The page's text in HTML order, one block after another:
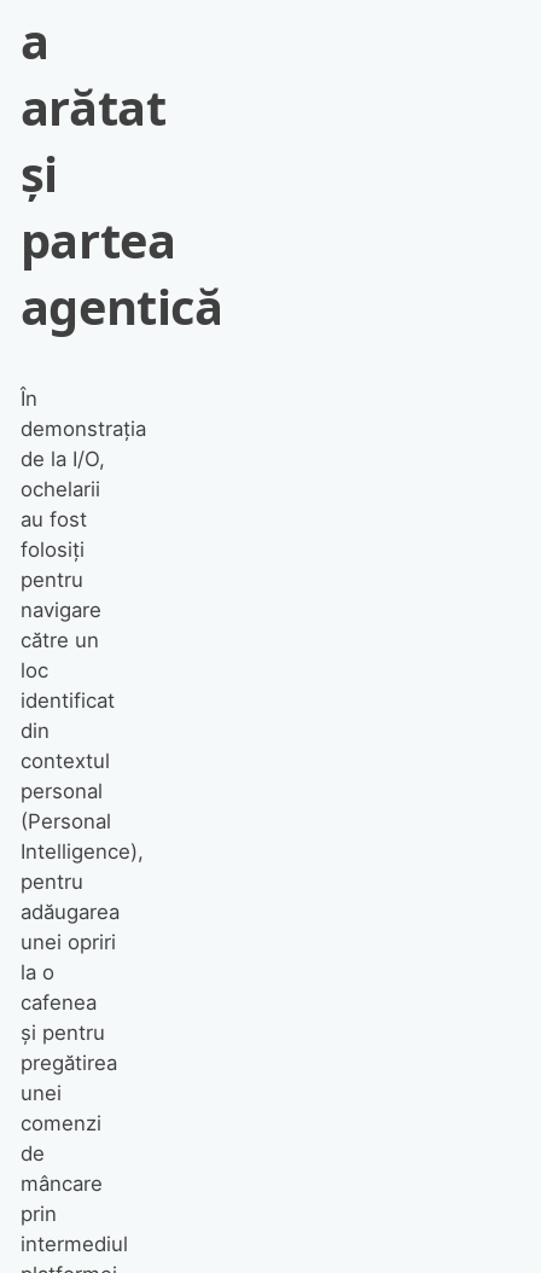
a
arătat
și
partea
agentică
În
demonstrația
de la I/O,
ochelarii
au fost
folosiți
pentru
navigare
către un
loc
identificat
din
contextul
personal
(Personal
Intelligence),
pentru
adăugarea
unei opriri
la o
cafenea
și pentru
pregătirea
unei
comenzi
de
mâncare
prin
intermediul